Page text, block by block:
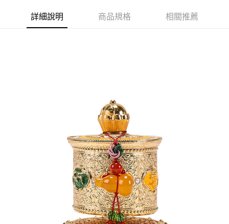
詳細說明 商品規格 相關推薦